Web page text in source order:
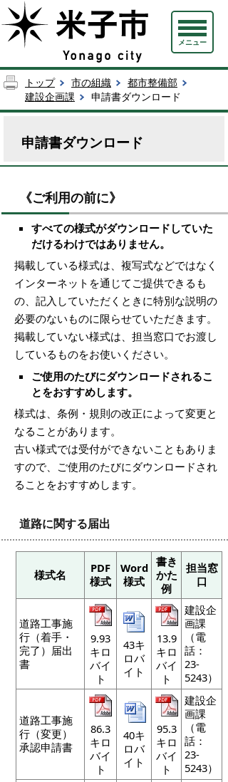
メニュー
トップ 市の組織
都市整備部
建設企画課
申請書ダウンロード
申請書ダウンロード
《ご利用の前に》
すべての様式がダウンロードしていた
だけるわけではありません。
掲載している様式は、複写式などではなく
インターネットを通じてご提供できるも
の、記入していただくときに特別な説明の
必要のないものに限らせていただきます。
掲載していない様式は、担当窓口でお渡し
しているものをお使いください。
ご使用のたびにダウンロードされるこ
とをおすすめします。
様式は、条例・規則の改正によって変更と
なることがあります。
古い様式では受付ができないこともありま
すので、ご使用のたびにダウンロードされ
ることをおすすめします。
道路に関する届出
様式名
PDF
様式
Word
様式
書き
かた
例
担当窓
口
道路工事施
行（着手・
完了）届出
書
9.93
キロ
バイ
ト
43キ
ロバ
イト
13.9
キロ
バイ
ト
建設企
画課
（電
話：
23-
5243）
道路工事施
行（変更）
承認申請書
86.3
キロ
バイ
ト
40キ
ロバ
イト
95.3
キロ
バイ
ト
建設企
画課
（電
話：
23-
5243）